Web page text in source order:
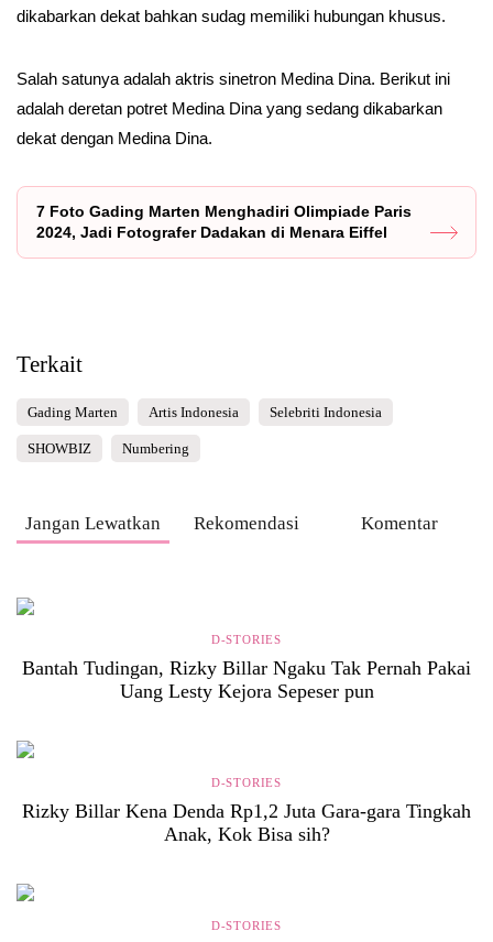
dikabarkan dekat bahkan sudag memiliki hubungan khusus.
Salah satunya adalah aktris sinetron Medina Dina. Berikut ini
adalah deretan potret Medina Dina yang sedang dikabarkan
dekat dengan Medina Dina.
7 Foto Gading Marten Menghadiri Olimpiade Paris
2024, Jadi Fotografer Dadakan di Menara Eiffel
Terkait
Gading Marten Artis Indonesia Selebriti Indonesia
SHOWBIZ Numbering
Jangan Lewatkan Rekomendasi Komentar
D-STORIES
Bantah Tudingan, Rizky Billar Ngaku Tak Pernah Pakai
Uang Lesty Kejora Sepeser pun
D-STORIES
Rizky Billar Kena Denda Rp1,2 Juta Gara-gara Tingkah
Anak, Kok Bisa sih?
D-STORIES